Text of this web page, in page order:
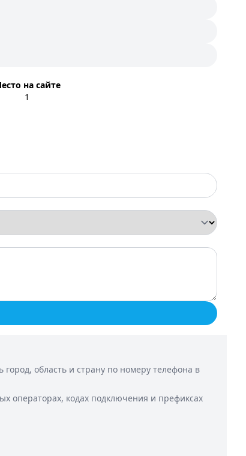
на сайте
1
область и страну по номеру телефона в
операторах, кодах подключения и префиксах